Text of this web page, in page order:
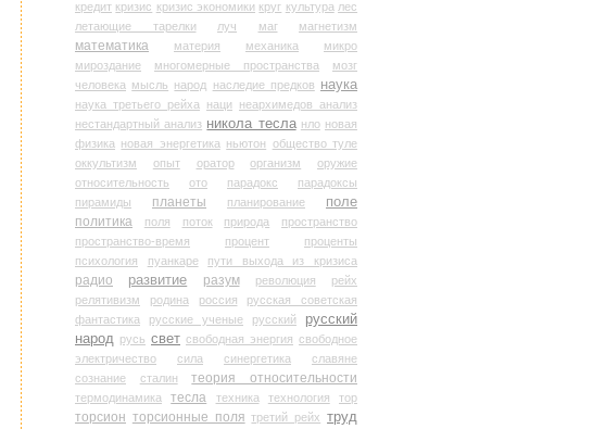
кредит кризис кризис экономики круг культура лес
летающие тарелки
луч маг магнетизм
математика материя механика
микро
мироздание
многомерные пространства
мозг
человека мысль народ наследие предков наука
наука третьего рейха наци
неархимедов анализ
нестандартный анализ никола тесла нло новая
физика новая энергетика ньютон общество туле
оккультизм
опыт оратор организм
оружие
относительность
ото парадокс
парадоксы
пирамиды
планеты планирование
поле
политика
поля поток природа
пространство
пространство-время
процент
проценты
психология
пуанкаре пути выхода из кризиса
радио развитие разум революция
рейх
релятивизм
родина россия
русская советская
фантастика
русские ученые русский
русский
народ русь свет свободная энергия свободное
электричество
сила синергетика
славяне
сознание
сталин теория относительности
термодинамика тесла техника технология тор
торсион торсионные поля третий рейх труд